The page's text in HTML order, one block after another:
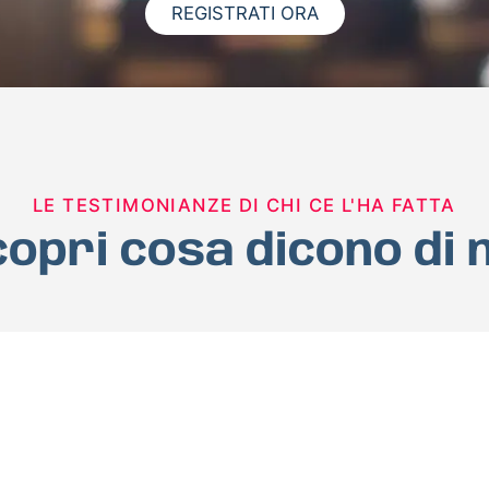
REGISTRATI ORA
LE TESTIMONIANZE DI CHI CE L'HA FATTA
cosa dicono di